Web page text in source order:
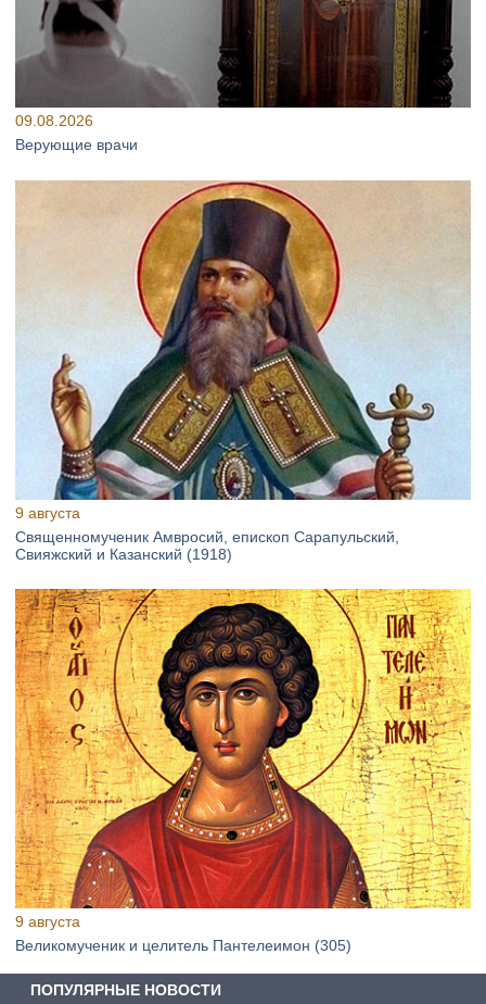
09.08.2026
Верующие врачи
9 августа
Священномученик Амвросий, епископ Сарапульский,
Свияжский и Казанский (1918)
9 августа
Великомученик и целитель Пантелеимон (305)
ПОПУЛЯРНЫЕ НОВОСТИ